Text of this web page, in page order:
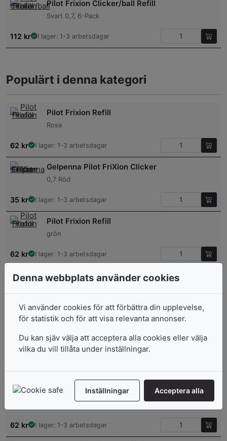
Pilot Frixion Clicker/ball Refill
Svart 0,7, 6-Pack
112 kr I lager: 1-3 arbetsdagar
Populärt i denna kategori
Pilot Frixion Refill
Rosa
62 kr I lager: 1-3 arbetsdagar
Gelpenna Pilot FriXion Clicker
0,7 Röd
35 kr I lager: 1-3 arbetsdagar
Pilot Frixion Refill
grön
62 kr I lager: 1-3 arbetsdagar
Gelpenna Pilot FriXion Clicker
35kr I lager: 1-3 arbetsdagar
Gelpenna Pilot FriXion Clicker
0,7 Orange
35kr I lager: 1-3 arbetsdagar
Pilot Frixion Refill
62 kr I lager: 1-3 arbetsdagar
Denna webbplats använder cookies
Vi använder cookies för att förbättra din upplevelse,
för statistik och för att visa relevanta annonser.
Du kan sjäv välja att acceptera alla cookies eller välja
vilka du vill tillåta under inställningar.
Inställningar Acceptera alla